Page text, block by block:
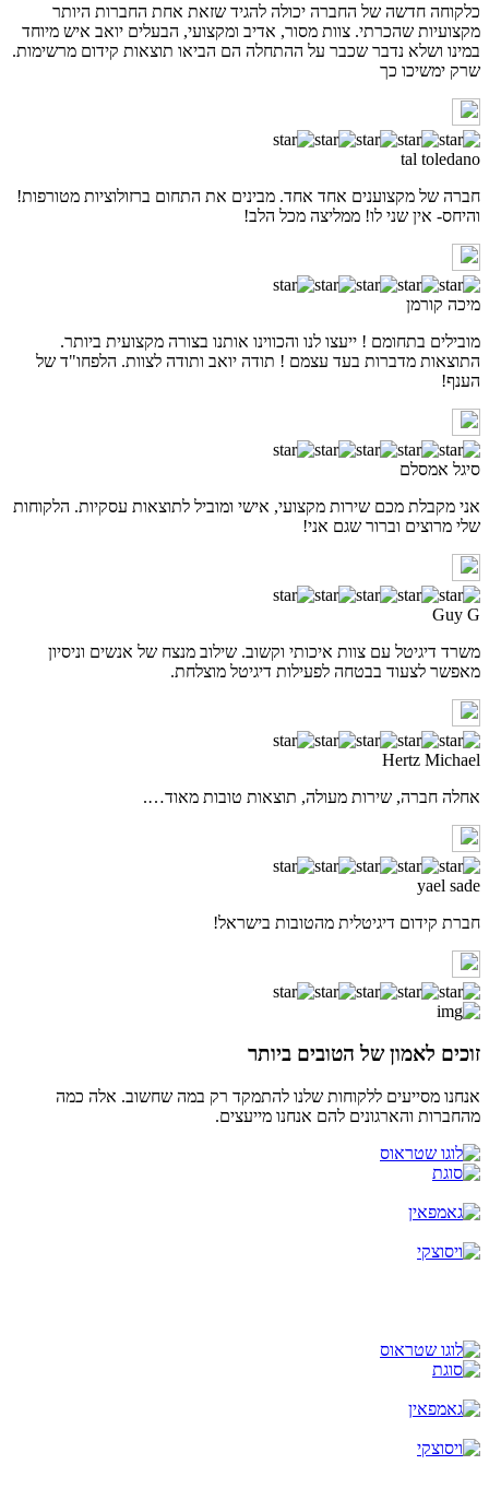
כלקוחה חדשה של החברה יכולה להגיד שזאת אחת החברות היותר
מקצועיות שהכרתי. צוות מסור, אדיב ומקצועי, הבעלים יואב איש מיוחד
במינו ושלא נדבר שכבר על ההתחלה הם הביאו תוצאות קידום מרשימות.
שרק ימשיכו כך
tal toledano
חברה של מקצוענים אחד אחד. מבינים את התחום ברזולוציות מטורפות!
והיחס- אין שני לו! ממליצה מכל הלב!
מיכה קורמן
מובילים בתחומם ! ייעצו לנו והכווינו אותנו בצורה מקצועית ביותר.
התוצאות מדברות בעד עצמם ! תודה יואב ותודה לצוות. הלפחו"ד של
הענף!
סיגל אמסלם
אני מקבלת מכם שירות מקצועי, אישי ומוביל לתוצאות עסקיות. הלקוחות
שלי מרוצים וברור שגם אני!
Guy G
משרד דיגיטל עם צוות איכותי וקשוב. שילוב מנצח של אנשים וניסיון
מאפשר לצעוד בבטחה לפעילות דיגיטל מוצלחת.
Hertz Michael
אחלה חברה, שירות מעולה, תוצאות טובות מאוד….
yael sade
חברת קידום דיגיטלית מהטובות בישראל!
זוכים לאמון של הטובים ביותר
אנחנו מסייעים ללקוחות שלנו להתמקד רק במה שחשוב. אלה כמה
מהחברות והארגונים להם אנחנו מייעצים.